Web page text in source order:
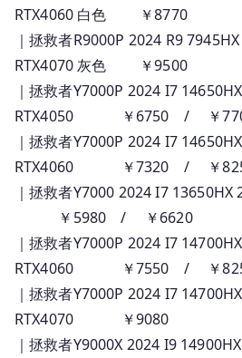
RTX4060 白色 ￥8770
｜拯救者R9000P 2024 R9
RTX4070 灰色 ￥9500
｜拯救者Y7000P 2024 I7
RTX4050 ￥6750 / ￥
｜拯救者Y7000P 2024 I7
RTX4060 ￥7320 / ￥
｜拯救者Y7000 2024 I7 13650HX
￥5980 / ￥6620
｜拯救者Y7000P 2024 I7
RTX4060 ￥7550 / ￥
｜拯救者Y7000P 2024 I7
RTX4070 ￥9080
｜拯救者Y9000X 2024 I9